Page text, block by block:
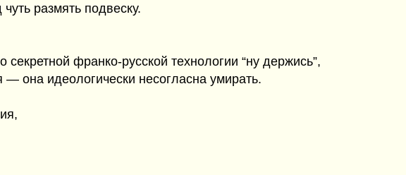
размять подвеску.
секретной франко-русской технологии “ну держись”,
— она идеологически несогласна умирать.